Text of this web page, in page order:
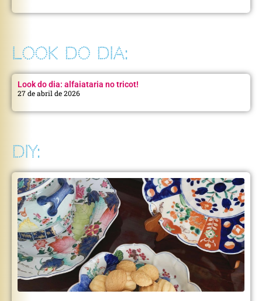
LOOK DO DIA:
Look do dia: alfaiataria no tricot!
27 de abril de 2026
DIY: